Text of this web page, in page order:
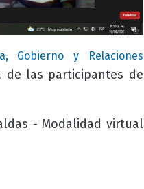
Gobierno y Relaciones
las participantes de
- Modalidad virtual